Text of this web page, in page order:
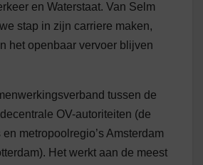
en Waterstaat. Van Selm
stap in zijn carriere maken,
het openbaar vervoer blijven
tussen de
OV-autoriteiten (de
metropoolregio’s Amsterdam
Het werkt aan de meest